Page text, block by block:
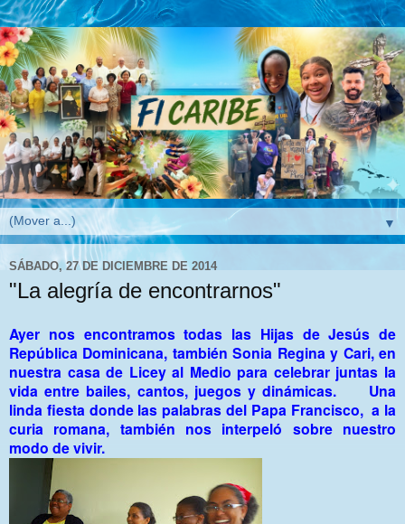
▼
SÁBADO, 27 DE DICIEMBRE DE 2014
"La alegría de encontrarnos"
Ayer nos encontramos todas las Hijas de Jesús de
República Dominicana, también Sonia Regina y Cari, en
nuestra casa de Licey al Medio para celebrar juntas la
vida entre bailes, cantos, juegos y dinámicas. Una
linda fiesta donde las palabras del Papa Francisco, a la
curia romana, también nos interpeló sobre nuestro
modo de vivir.